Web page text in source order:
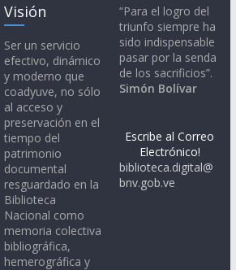
Visión
Ser un servicio
efectivo, dinámico
y moderno que
coadyuve, no sólo
al acceso y
preservación en el
tiempo del
patrimonio
documental
resguardado en la
Biblioteca
Nacional como
memoria colectiva
bibliográfica,
hemerográfica y
“Para el logro del
triunfo siempre ha
sido indispensable
pasar por la senda
de los sacrificios”.
Simón Bolívar
Escribe al Correo
Electrónico!
biblioteca.digital@
bnv.gob.ve